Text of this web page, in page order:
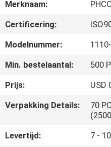
FABRIEKSREIS
CONTACTEER
ONS
SHOW
Merknaam:
Certificering:
Modelnummer:
Min. bestelaantal:
500
Prijs:
USD
Verpakking Details:
70
Levertijd:
7 -